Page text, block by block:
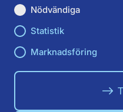
Nödvändiga
Statistik
Marknadsföring
Du hittar oss här på
Facebook
Instagram